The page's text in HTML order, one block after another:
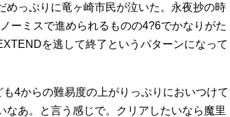
っぷりに竜ヶ崎市民が泣いた。永夜抄の時
ーミスで進められるものの4?6でかなりがた
を逃して終了というパターンになって
4からの難易度の上がりっぷりにおいつけて
あ。と言う感じで。クリアしたいなら魔里